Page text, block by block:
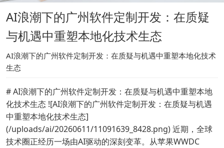
解决方案
资讯中心
AI浪潮下的广州软件定制开发：在质疑
与机遇中重塑本地化技术生态
AI浪潮下的广州软件定制开发：在质疑与机遇中重塑本地化技术
生态
# AI浪潮下的广州软件定制开发：在质疑与机遇中重塑本地
化技术生态 ![AI浪潮下的广州软件定制开发：在质疑与机遇
中重塑本地化技术生态]
(/uploads/ai/20260611/11091639_8428.png) 近期，全球
技术圈正经历一场由AI驱动的深刻变革。从苹果WWDC